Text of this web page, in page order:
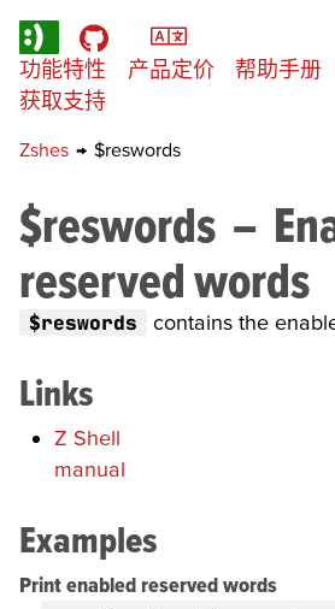
功能特性 产品定价 帮助手册
获取支持
Zshes → $reswords
$reswords –
reserved words
$reswords contains the
Links
Z Shell
manual
Examples
Print enabled reserved words